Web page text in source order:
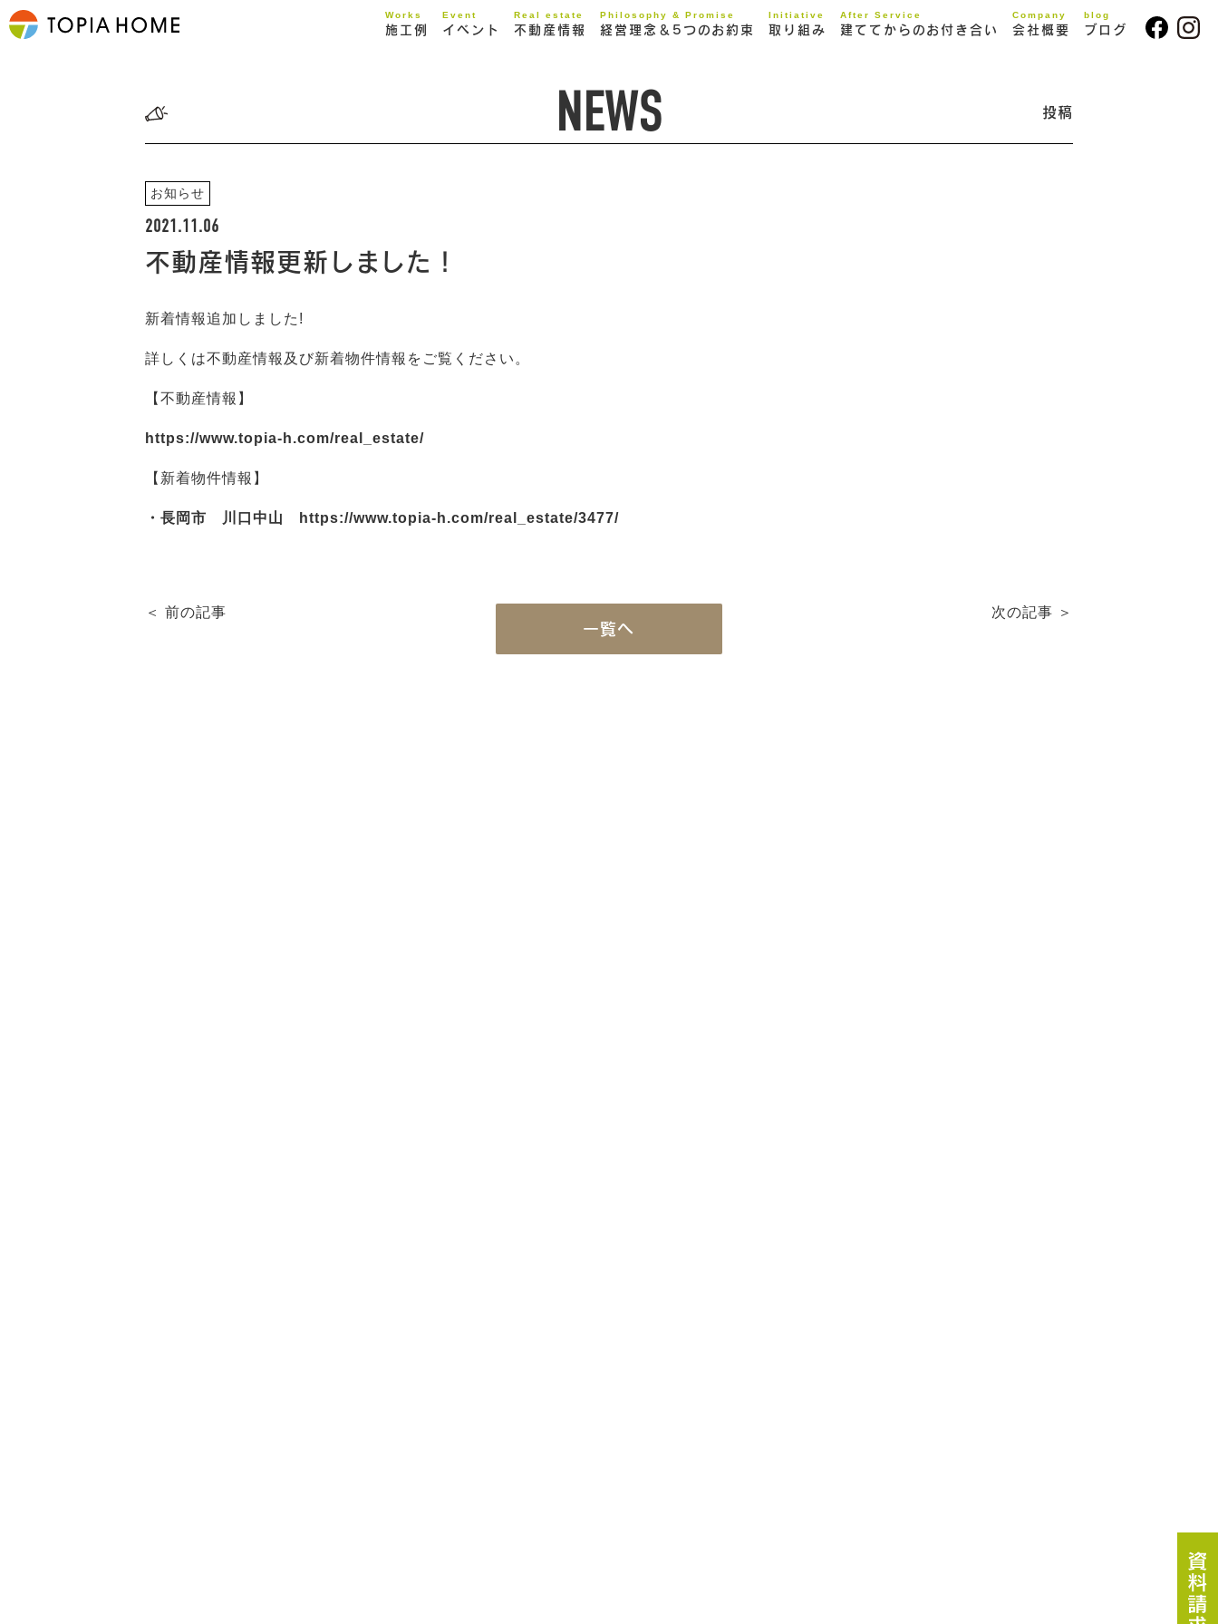
Works
施工例
Event
イベント
Real estate
不動産情報
Philosophy & Promise
経営理念＆5つのお約束
Initiative
取り組み
After Service
建ててからのお付き合い
Company
会社概要
blog
ブログ
NEWS 投稿
お知らせ
2021.11.06
不動産情報更新しました！
新着情報追加しました!
詳しくは不動産情報及び新着物件情報をご覧ください。
【不動産情報】
https://www.topia-h.com/real_estate/
【新着物件情報】
・長岡市 川口中山 https://www.topia-h.com/real_estate/3477/
＜ 前の記事
一覧へ
次の記事 ＞